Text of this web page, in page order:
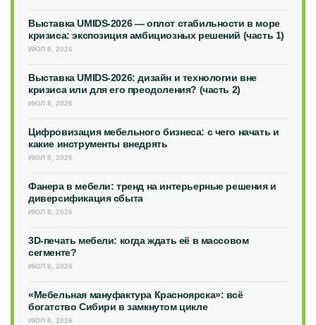
Выставка UMIDS-2026 — оплот стабильности в море
кризиса: экспозиция амбициозных решений (часть 1)
ИЮЛ 8, 2026
Выставка UMIDS-2026: дизайн и технологии вне
кризиса или для его преодоления? (часть 2)
ИЮЛ 8, 2026
Цифровизация мебельного бизнеса: с чего начать и
какие инструменты внедрять
ИЮЛ 8, 2026
Фанера в мебели: тренд на интерьерные решения и
диверсификация сбыта
ИЮЛ 8, 2026
3D-печать мебели: когда ждать её в массовом
сегменте?
ИЮЛ 8, 2026
«Мебельная мануфактура Красноярска»: всё
богатство Сибири в замкнутом цикле
ИЮЛ 8, 2026